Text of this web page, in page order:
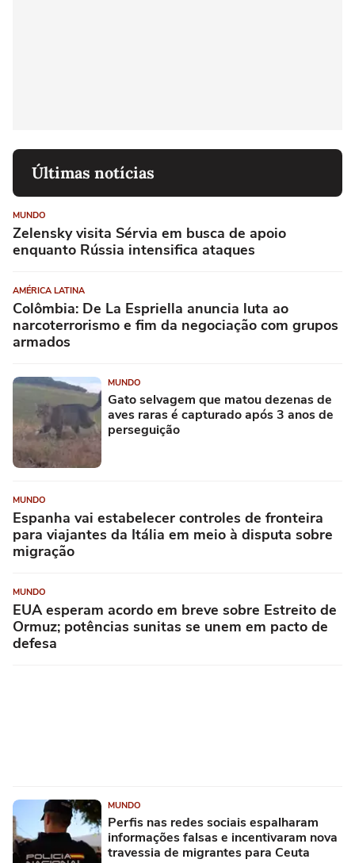
Últimas notícias
MUNDO
Zelensky visita Sérvia em busca de apoio
enquanto Rússia intensifica ataques
AMÉRICA LATINA
Colômbia: De La Espriella anuncia luta ao
narcoterrorismo e fim da negociação com grupos
armados
MUNDO
Gato selvagem que matou dezenas de
aves raras é capturado após 3 anos de
perseguição
MUNDO
Espanha vai estabelecer controles de fronteira
para viajantes da Itália em meio à disputa sobre
migração
MUNDO
EUA esperam acordo em breve sobre Estreito de
Ormuz; potências sunitas se unem em pacto de
defesa
MUNDO
Perfis nas redes sociais espalharam
informações falsas e incentivaram nova
travessia de migrantes para Ceuta